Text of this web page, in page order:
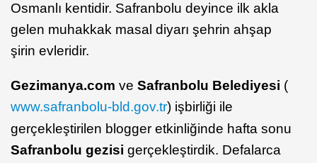
Osmanlı kentidir. Safranbolu deyince ilk akla
gelen muhakkak masal diyarı şehrin ahşap
şirin evleridir.
Gezimanya.com ve Safranbolu Belediyesi (
www.safranbolu-bld.gov.tr) işbirliği ile
gerçekleştirilen blogger etkinliğinde hafta sonu
Safranbolu gezisi gerçekleştirdik. Defalarca